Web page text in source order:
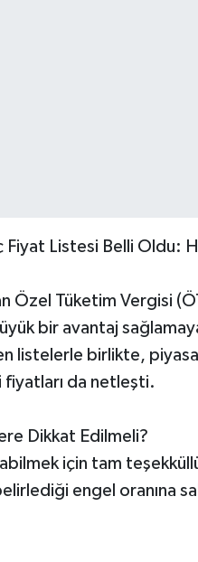
Fiyat Listesi Belli Oldu:
Özel Tüketim Vergisi
bir avantaj
listelerle birlikte,
da netleşti.
Dikkat Edilmeli?
için tam
engel oranına